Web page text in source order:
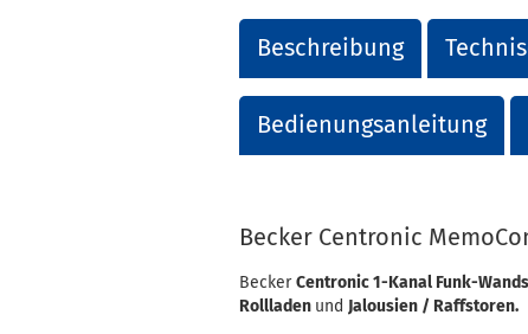
Beschreibung
Bedienungsanleitung
Becker Centronic
BeckerCentronic 1-Kanal Funk-
Rollladen und Jalousien / Raffstoren.